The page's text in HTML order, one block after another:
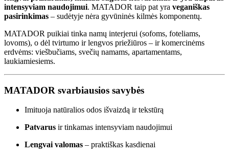
intensyviam naudojimui. MATADOR taip pat yra veganiškas
pasirinkimas – sudėtyje nėra gyvūninės kilmės komponentų.
MATADOR puikiai tinka namų interjerui (sofoms, foteliams,
lovoms), o dėl tvirtumo ir lengvos priežiūros – ir komercinėms
erdvėms: viešbučiams, svečių namams, apartamentams,
laukiamiesiems.
MATADOR svarbiausios savybės
Imituoja natūralios odos išvaizdą ir tekstūrą
Patvarus ir tinkamas intensyviam naudojimui
Lengvai valomas – praktiškas kasdienai